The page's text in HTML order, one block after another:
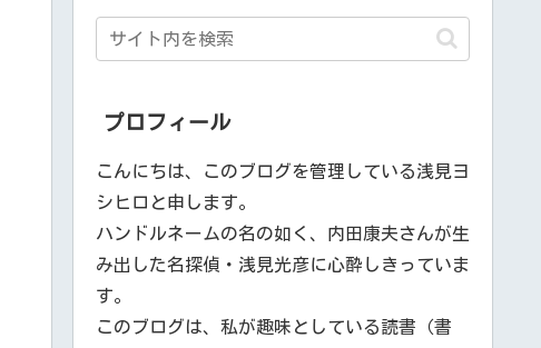
プロフィール
こんにちは、このブログを管理している浅見ヨ
シヒロと申します。
ハンドルネームの名の如く、内田康夫さんが生
み出した名探偵・浅見光彦に心酔しきっていま
す。
このブログは、私が趣味としている読書（書